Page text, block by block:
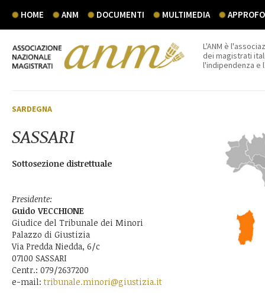
HOME ANM DOCUMENTI MULTIMEDIA
L'ANM è
dei magistrati
l'indipendenza e
SARDEGNA
SASSARI
Sottosezione distrettuale
Presidente:
Guido VECCHIONE
Giudice del Tribunale dei Minori
Palazzo di Giustizia
Via Predda Niedda, 6/c
07100 SASSARI
Centr.: 079/2637200
e-mail:tribunale.minori@giustizia.it